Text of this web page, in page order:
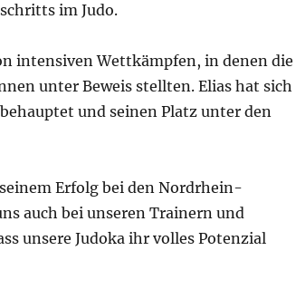
im Judo.
intensiven Wettkämpfen, in denen die
unter Beweis stellten. Elias hat sich
und seinen Platz unter den
Erfolg bei den Nordrhein-
auch bei unseren Trainern und
unsere Judoka ihr volles Potenzial